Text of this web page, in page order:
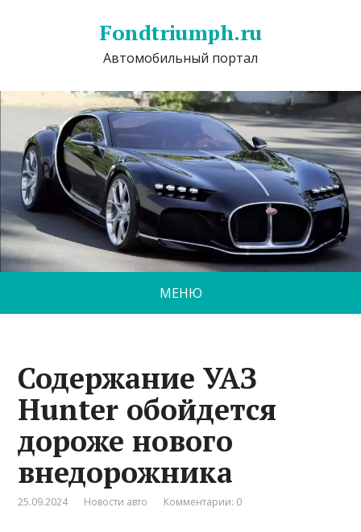
Fondtriumph.ru
Автомобильный портал
МЕНЮ
Содержание УАЗ
Hunter обойдется
дороже нового
внедорожника
25.09.2024 Новости авто Комментарии: 0